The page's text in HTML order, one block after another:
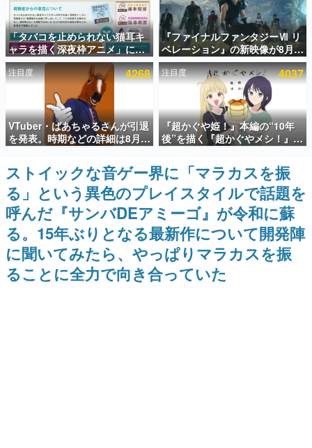
ゲームの企画書
名作ゲームクリエイターの方々に製作時のエピソードをお
聞きし、ヒットする企画（ゲーム）とは何か？を探ってい
きます。
赫本
この物語を解いてはいけない。『赫本』は、〈試験問題〉
の形をした短編ホラー小説集です。
新世代に訊く
これからのデジタルゲーム市場を担う若きクリエイター達
の姿を追い、彼らのルーツと情熱を探っていきます。
ゲーム世代の作家たち
ゲームに多大な影響を受けた作家さんに取材し、ゲームが
日本のコンテンツ産業やカルチャーに与えた影響を探る企
画です。
日本モバイルゲーム産業史
日本のモバイルゲーム史における主要なトピック・タイト
ルを網羅するほか、開発者へのインタビューや識者による
解説を掲載。約20年の歴史が一望できる決定版！
「タバコを止められない猫耳キ
ャラを描く深夜枠アニメ」に視
聴者の一部から批判意見。違法
薬物の使用と思しき描写も含め
て、BPOが議論を交わす
『ファイナルファンタジーⅦ リ
ベレーション』の新映像が8月
26日早朝に公開へ。『FF7』リ
メイクシリーズの完結編、
「gamescom」のオープニング
ナイトライブにてディレクター
の浜口直樹氏が登壇する予定
注目度 4268
VTuber・ばあちゃるさんが引退
を発表。時期などの詳細は8月9
日15時からの配信で説明
注目度 4037
『超かぐや姫！』本編の“10年
後”を描く『超かぐやメシ！』
Web連載決定。新たなWebマン
ガレーベル「ビビビコミック」
にて特別話が掲載スタート、あ
のお話には…まだ続きがある！
ストイックな音ゲー界に「マラカスを振
る」という異色のプレイスタイルで話題を
呼んだ『サンバDEアミーゴ』が令和に蘇
る。15年ぶりとなる最新作について開発陣
に聞いてみたら、やっぱりマラカスを振
ることに全力で向き合っていた